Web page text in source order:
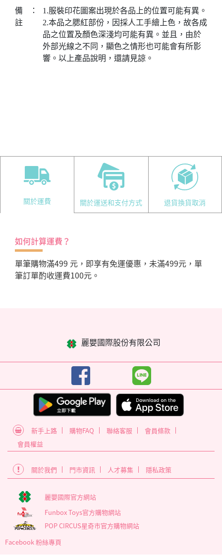
備
註
：
1.服裝印花圖案出現於各品上的位置可能有異。
2.本品之腮紅部份，因採人工手繪上色，故各成
品之位置及顏色深淺均可能有異。並且，由於
外部光線之不同，顯色之情形也可能會有所影
響。以上產品說明，還請見諒。
關於運費 關於運送和支付方式 退貨換貨取消
如何計算運費？
單筆購物滿499 元，即享有免運優惠，未滿499元，單
筆訂單酌收運費100元。
麗嬰國際股份有限公司
新手上路 購物FAQ 聯絡客服
會員條款
會員權益
關於我們 門市資訊 人才募集 隱私政策
麗嬰國際官方網站
Funbox Toys官方購物網站
POP CIRCUS星奇市官方購物網站
Facebook 粉絲專頁